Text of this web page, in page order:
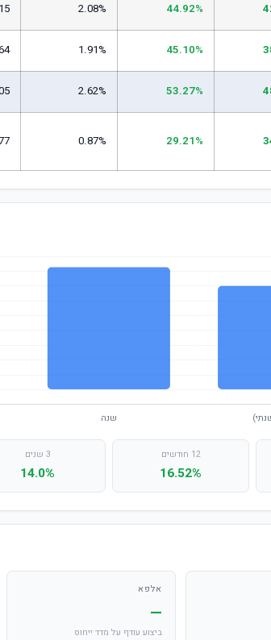
44.92%
2.08%
45.10%
1.91%
53.27%
2.62%
29.21%
0.87%
12 חודשים
16.52%
3 שנים
14.0%
אלפא
—
ביצוע עודף על מדד ייחוס